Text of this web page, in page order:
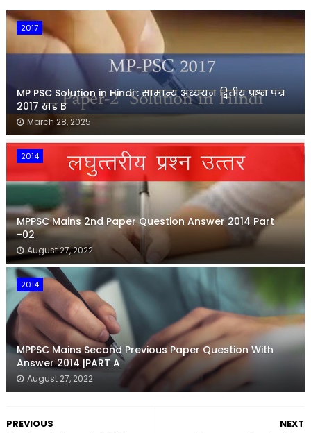
2017
MP PSC Solution in Hindi : सामान्य अध्ययन द्वितीय प्रश्न पत्र
2017 खंड B
March 28, 2025
2014
MPPSC Mains 2nd Paper Question Answer 2014 Part
-02
August 27, 2022
2014
MPPSC Mains Second Previous Paper Question With
Answer 2014 |PART A
August 27, 2022
NEXT
PREVIOUS